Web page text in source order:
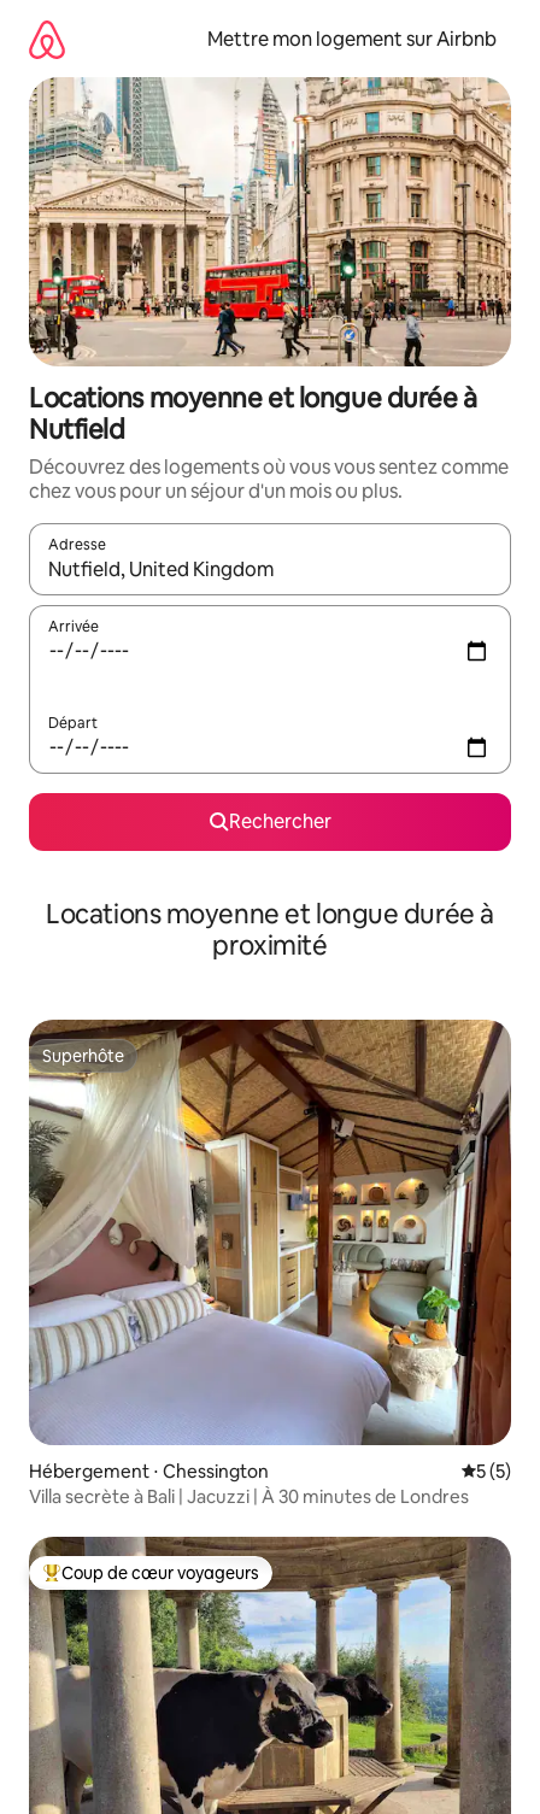
directement
contenu
Mettre mon logement sur Airbnb
Locations moyenne et longue durée à
Nutfield
Découvrez des logements où vous vous sentez comme
chez vous pour un séjour d'un mois ou plus.
Adresse
Lorsque les résultats s'affichent, utilisez les flèches vers le
Arrivée
Départ
Rechercher
Locations moyenne et longue durée à
proximité
Superhôte
Superhôte
Hébergement ⋅ Chessington
5 (5)
Villa secrète à Bali | Jacuzzi | À 30 minutes de Londres
Coups de cœur voyageurs les plus appréciés
Coup de cœur voyageurs